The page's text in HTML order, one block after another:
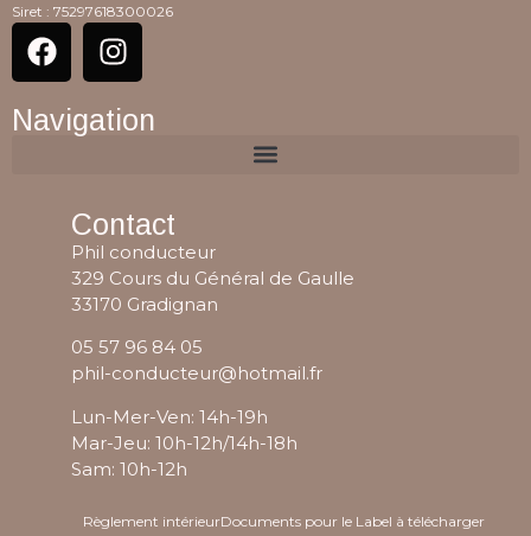
Siret : 75297618300026
Navigation
Contact
Phil conducteur
329 Cours du Général de Gaulle
33170 Gradignan
05 57 96 84 05
phil-conducteur@hotmail.fr
Lun-Mer-Ven: 14h-19h
Mar-Jeu: 10h-12h/14h-18h
Sam: 10h-12h
Règlement intérieurDocuments pour le Label à télécharger